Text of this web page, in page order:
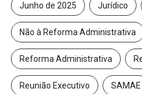
Junho de 2025 Jurídico
Não à Reforma Administrativa
Reforma Administrativa
Reunião Executivo SAMAE